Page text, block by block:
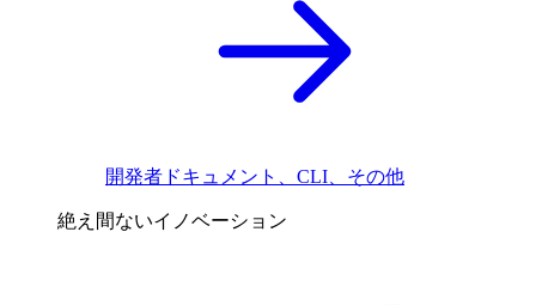
開発者ドキュメント、CLI、その他
絶え間ないイノベーション